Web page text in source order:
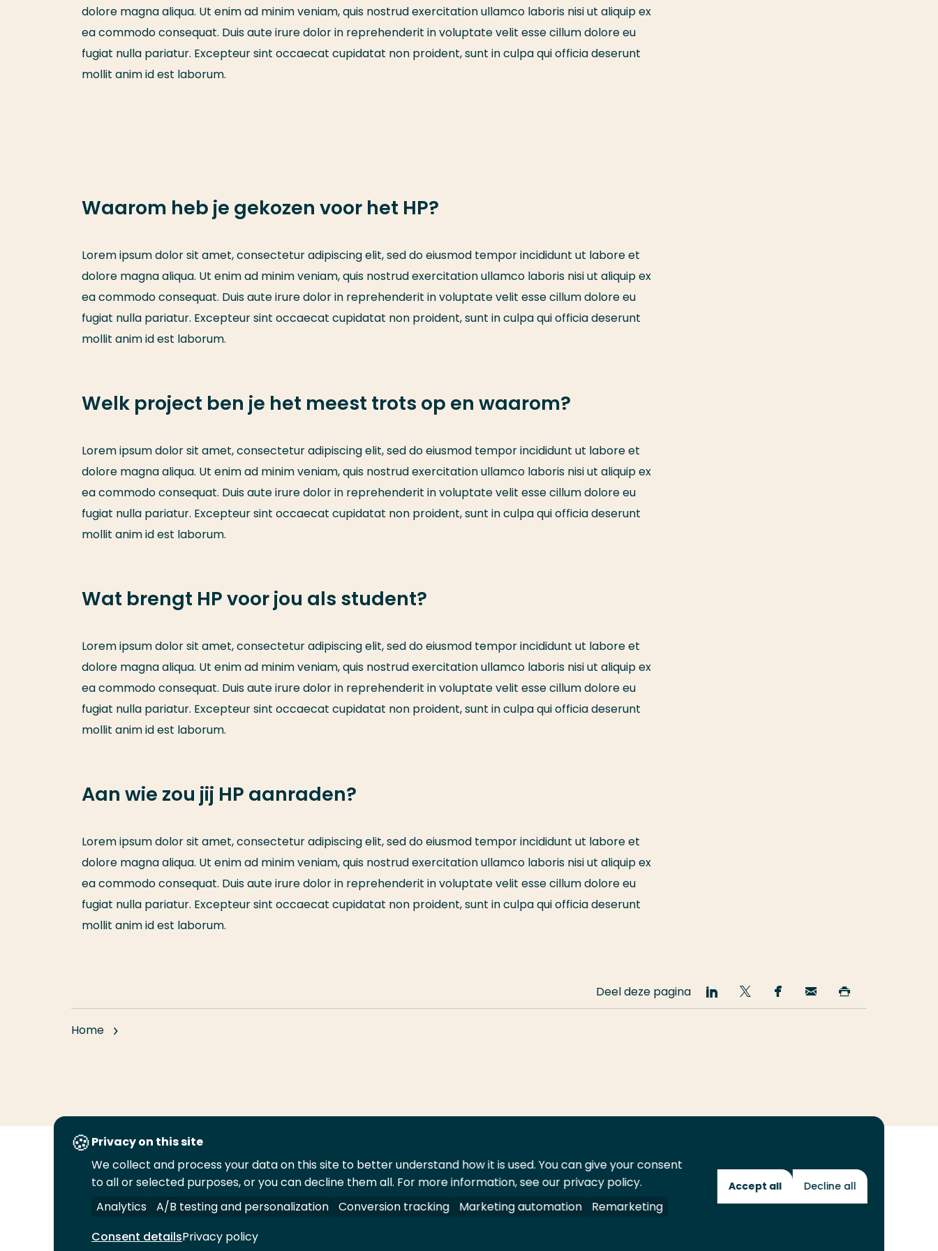
dolore magna aliqua. Ut enim ad minim veniam, quis nostrud exercitation ullamco laboris nisi ut aliquip ex
ea commodo consequat. Duis aute irure dolor in reprehenderit in voluptate velit esse cillum dolore eu
fugiat nulla pariatur. Excepteur sint occaecat cupidatat non proident, sunt in culpa qui officia deserunt
mollit anim id est laborum.
Waarom heb je gekozen voor het HP?
Lorem ipsum dolor sit amet, consectetur adipiscing elit, sed do eiusmod tempor incididunt ut labore et
dolore magna aliqua. Ut enim ad minim veniam, quis nostrud exercitation ullamco laboris nisi ut aliquip ex
ea commodo consequat. Duis aute irure dolor in reprehenderit in voluptate velit esse cillum dolore eu
fugiat nulla pariatur. Excepteur sint occaecat cupidatat non proident, sunt in culpa qui officia deserunt
mollit anim id est laborum.
Welk project ben je het meest trots op en waarom?
Lorem ipsum dolor sit amet, consectetur adipiscing elit, sed do eiusmod tempor incididunt ut labore et
dolore magna aliqua. Ut enim ad minim veniam, quis nostrud exercitation ullamco laboris nisi ut aliquip ex
ea commodo consequat. Duis aute irure dolor in reprehenderit in voluptate velit esse cillum dolore eu
fugiat nulla pariatur. Excepteur sint occaecat cupidatat non proident, sunt in culpa qui officia deserunt
mollit anim id est laborum.
Wat brengt HP voor jou als student?
Lorem ipsum dolor sit amet, consectetur adipiscing elit, sed do eiusmod tempor incididunt ut labore et
dolore magna aliqua. Ut enim ad minim veniam, quis nostrud exercitation ullamco laboris nisi ut aliquip ex
ea commodo consequat. Duis aute irure dolor in reprehenderit in voluptate velit esse cillum dolore eu
fugiat nulla pariatur. Excepteur sint occaecat cupidatat non proident, sunt in culpa qui officia deserunt
mollit anim id est laborum.
Aan wie zou jij HP aanraden?
Lorem ipsum dolor sit amet, consectetur adipiscing elit, sed do eiusmod tempor incididunt ut labore et
dolore magna aliqua. Ut enim ad minim veniam, quis nostrud exercitation ullamco laboris nisi ut aliquip ex
ea commodo consequat. Duis aute irure dolor in reprehenderit in voluptate velit esse cillum dolore eu
fugiat nulla pariatur. Excepteur sint occaecat cupidatat non proident, sunt in culpa qui officia deserunt
mollit anim id est laborum.
Home
Deel deze pagina
Deel
op
Deel
op
Deel
op
Email
deze deze
Volg
ons
op
Volg
ons
op
Volg
ons
op
Volg
ons
op
Juridisch Security A-Z Index Contact Leveranciers Toekomstmakers
© 2026 Hogeschool Rotterdam. Alle rechten voorbehouden.
Privacy on this site
We collect and process your data on this site to better understand how it is used. You can give your consent
to all or selected purposes, or you can decline them all. For more information, see our privacy policy.
Analytics
A/B testing and personalization Conversion tracking Marketing automation Remarketing
Accept all Decline all
Consent detailsPrivacy policy